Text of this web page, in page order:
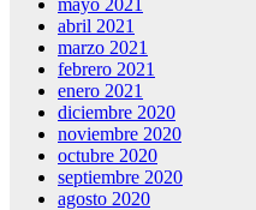
mayo 2021
abril 2021
marzo 2021
febrero 2021
enero 2021
diciembre 2020
noviembre 2020
octubre 2020
septiembre 2020
agosto 2020